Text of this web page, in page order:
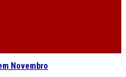
Novembro